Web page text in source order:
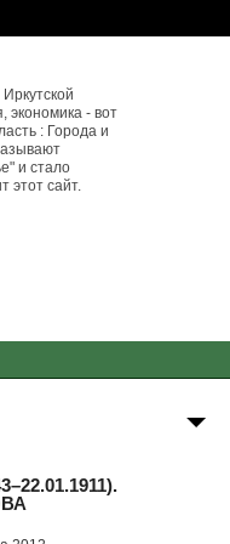
экономика - вот
: Города и
и стало
этот сайт.